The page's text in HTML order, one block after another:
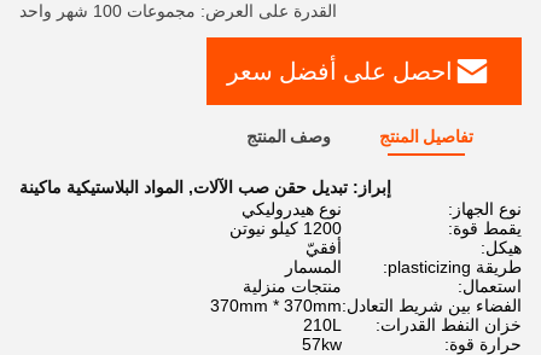
القدرة على العرض: مجموعات 100 شهر واحد
احصل على أفضل سعر
تفاصيل المنتج وصف المنتج
إبراز: تبديل حقن صب الآلات, المواد البلاستيكية ماكينة
نوع الجهاز:
نوع هيدروليكي
يقمط قوة:
1200 كيلو نيوتن
هيكل:
أفقيّ
طريقة plasticizing:
المسمار
استعمال:
منتجات منزلية
الفضاء بين شريط التعادل:370mm * 370mm
خزان النفط القدرات:
210L
حرارة قوة:
57kw